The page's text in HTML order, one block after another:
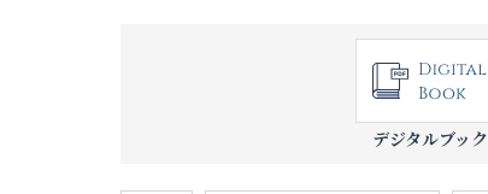
デジタルブック